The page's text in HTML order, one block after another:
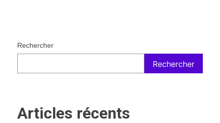
Rechercher
Rechercher
Articles récents